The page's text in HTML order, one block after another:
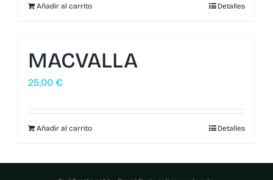
Añadir al carrito Detalles
MACVALLA
25,00 €
Añadir al carrito Detalles